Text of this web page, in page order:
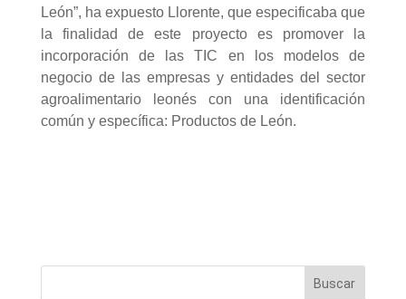
León”, ha expuesto Llorente, que especificaba que
la finalidad de este proyecto es promover la
incorporación de las TIC en los modelos de
negocio de las empresas y entidades del sector
agroalimentario leonés con una identificación
común y específica: Productos de León.